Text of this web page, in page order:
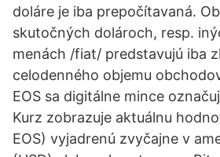
doláre je iba prepočítavaná.
skutočných dolároch, resp.
menách /fiat/ predstavujú iba
celodenného objemu
EOS sa digitálne mince
Kurz zobrazuje aktuálnu
EOS) vyjadrenú zvyčajne v